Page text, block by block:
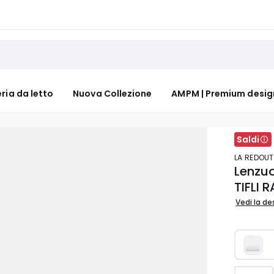
da letto Nuova Collezione AMPM | Premium
Saldi
LA
TIFLI
Vedi la